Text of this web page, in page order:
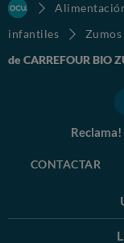
infantiles
de CARREFOUR BIO
Reclama!
CONTACTAR